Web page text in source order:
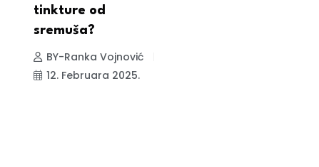
tinkture od
sremuša?
BY-Ranka Vojnović
12. Februara 2025.